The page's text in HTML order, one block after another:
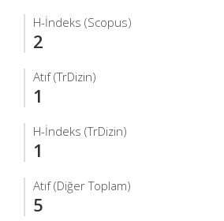
H-İndeks (Scopus)
2
Atıf (TrDizin)
1
H-İndeks (TrDizin)
1
Atıf (Diğer Toplam)
5